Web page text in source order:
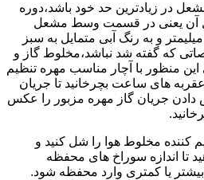
در زیادترین حد خود باشد،دوره
آن یعنی در قسمت وسط مشعل
ارتفاع شعله باید در حدود ۲۰ میلیمتر و به رنگ آبی متمایل به سبز
که گفته شد نباشد،مخلوط گاز و
این منظور با آچار مناسب مهره تنظیم
های ساعت بچرخانید تا جریان
دادن جریان گاز مهره مزبور را عکس
کننده مخلوط هوا را شل کنید و
تا اندازه سوراخ های محفظه
یا کمتری وارد محفظه شود.